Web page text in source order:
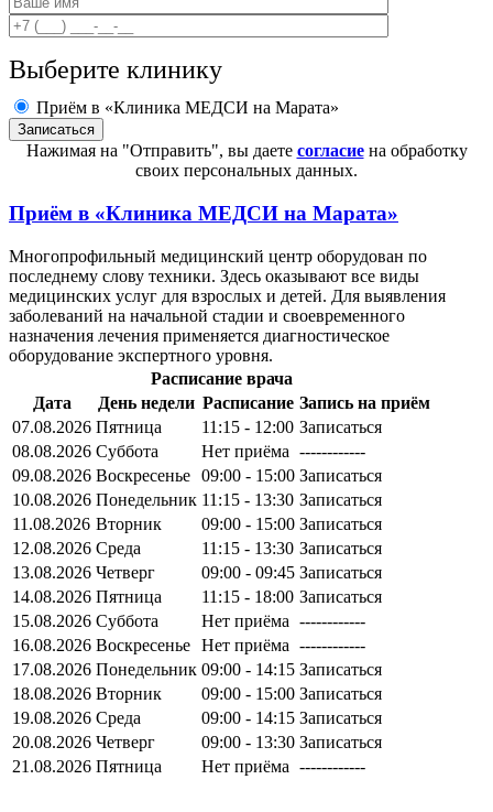
Выберите клинику
Приём в «Клиника МЕДСИ на Марата»
Нажимая на "Отправить", вы даете согласиена обработку
своих персональных данных.
Приём в «Клиника МЕДСИ на Марата»
Многопрофильный медицинский центр оборудован по
последнему слову техники. Здесь оказывают все виды
медицинских услуг для взрослых и детей. Для выявления
заболеваний на начальной стадии и своевременного
назначения лечения применяется диагностическое
оборудование экспертного уровня.
Расписание врача
Дата
День недели Расписание Запись на приём
07.08.2026 Пятница 11:15 - 12:00 Записаться
08.08.2026 Суббота Нет приёма ------------
09.08.2026 Воскресенье 09:00 - 15:00 Записаться
10.08.2026 Понедельник 11:15 - 13:30 Записаться
11.08.2026 Вторник 09:00 - 15:00 Записаться
12.08.2026 Среда 11:15 - 13:30 Записаться
13.08.2026 Четверг 09:00 - 09:45 Записаться
14.08.2026 Пятница 11:15 - 18:00 Записаться
15.08.2026 Суббота Нет приёма ------------
16.08.2026 Воскресенье Нет приёма ------------
17.08.2026 Понедельник 09:00 - 14:15 Записаться
18.08.2026 Вторник 09:00 - 15:00 Записаться
19.08.2026 Среда 09:00 - 14:15 Записаться
20.08.2026 Четверг 09:00 - 13:30 Записаться
21.08.2026 Пятница Нет приёма ------------